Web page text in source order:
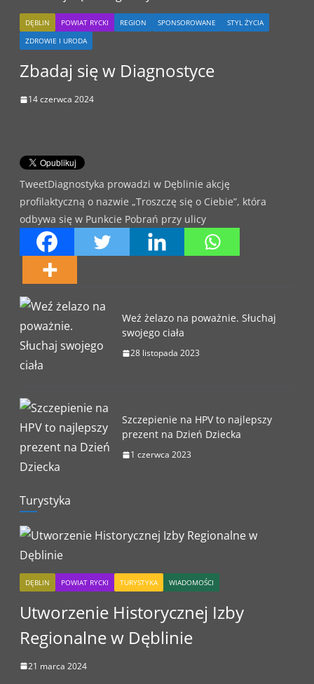
DĘBLIN POWIAT RYCKI REGION SPONSOROWANE
STYL ŻYCIA
ZDROWIE I URODA
Zbadaj się w Diagnostyce
14 czerwca 2024
TweetDiagnostyka prowadzi w Dęblinie akcję
profilaktyczną o nazwie „Troszczę się o Ciebie”, która
odbywa się w Punkcie Pobrań przy ulicy
Weź żelazo na poważnie. Słuchaj
swojego ciała
28 listopada 2023
Szczepienie na HPV to najlepszy
prezent na Dzień Dziecka
1 czerwca 2023
Turystyka
DĘBLIN POWIAT RYCKI TURYSTYKA WIADOMOŚCI
Utworzenie Historycznej Izby
Regionalne w Dęblinie
21 marca 2024